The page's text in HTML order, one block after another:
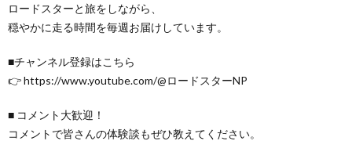
ロードスターと旅をしながら、
穏やかに走る時間を毎週お届けしています。
■チャンネル登録はこちら
👉 https://www.youtube.com/@ロードスターNP
■ コメント大歓迎！
コメントで皆さんの体験談もぜひ教えてください。